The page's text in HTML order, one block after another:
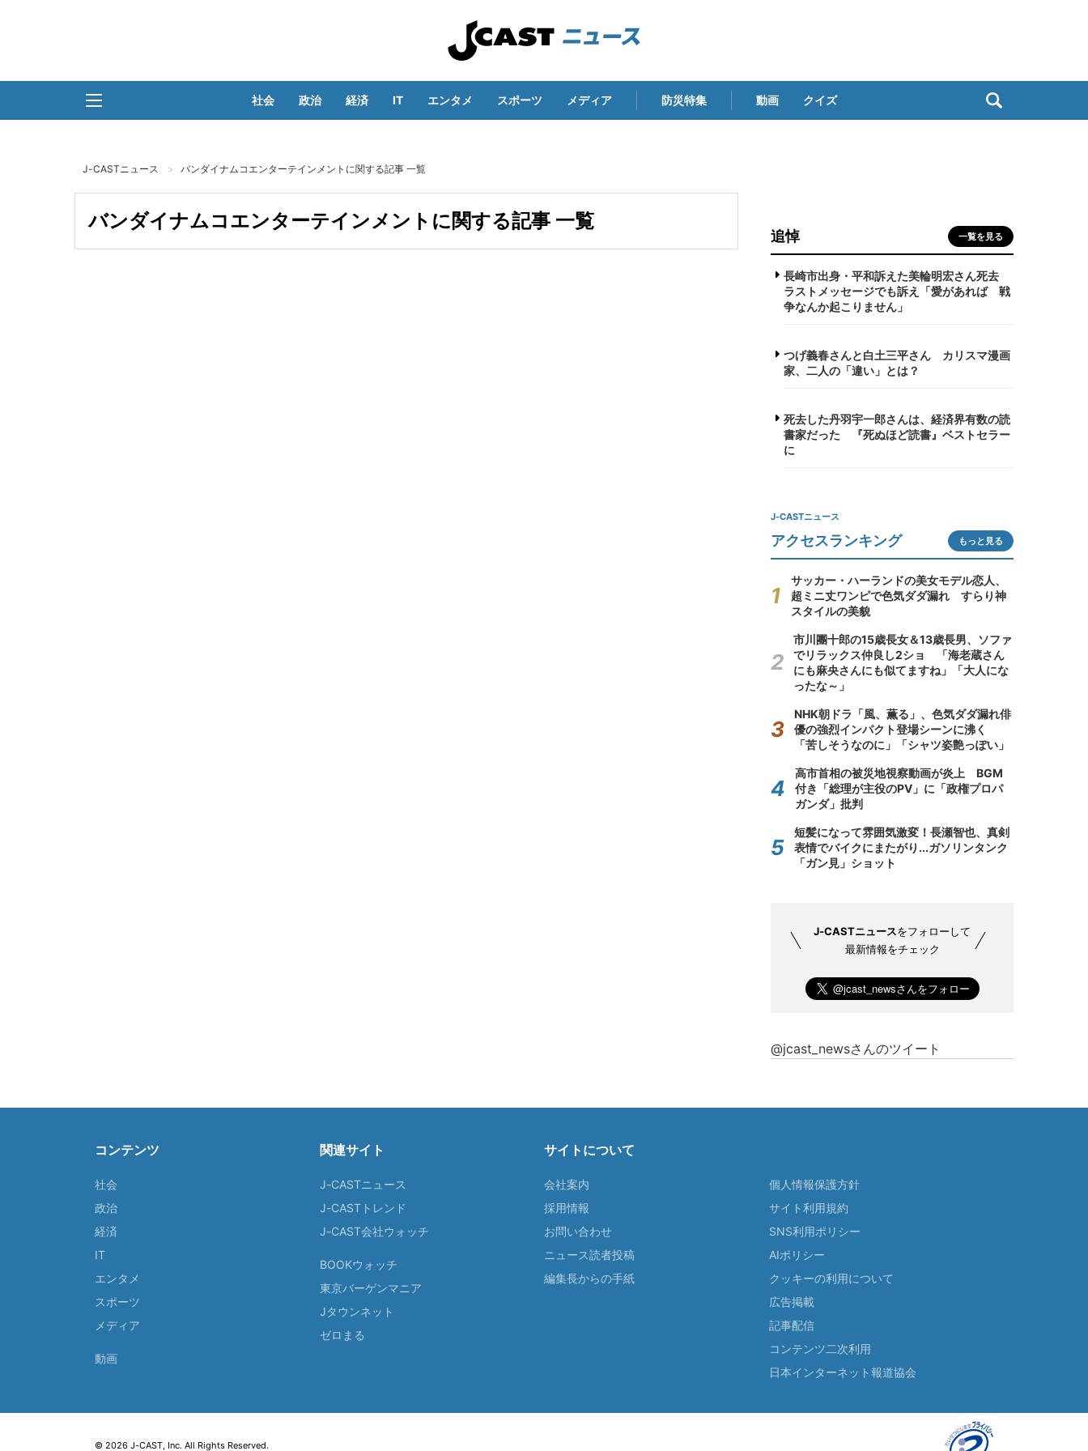
社会 政治 経済 IT エンタメ スポーツ メディア 防災特集 動画 クイズ
J-CASTニュース バンダイナムコエンターテインメントに関する記事 一覧
バンダイナムコエンターテインメントに関する記事 一覧
追悼 一覧を見る
長崎市出身・平和訴えた美輪明宏さん死去
ラストメッセージでも訴え「愛があれば 戦
争なんか起こりません」
つげ義春さんと白土三平さん カリスマ漫画
家、二人の「違い」とは？
死去した丹羽宇一郎さんは、経済界有数の読
書家だった 『死ぬほど読書』ベストセラー
に
J-CASTニュース
アクセスランキング もっと見る
サッカー・ハーランドの美女モデル恋人、
超ミニ丈ワンピで色気ダダ漏れ すらり神
スタイルの美貌
市川團十郎の15歳長女＆13歳長男、ソファ
でリラックス仲良し2ショ 「海老蔵さん
にも麻央さんにも似てますね」「大人にな
ったな～」
NHK朝ドラ「風、薫る」、色気ダダ漏れ俳
優の強烈インパクト登場シーンに沸く
「苦しそうなのに」「シャツ姿艶っぽい」
高市首相の被災地視察動画が炎上 BGM
付き「総理が主役のPV」に「政権プロパ
ガンダ」批判
短髪になって雰囲気激変！長瀬智也、真剣
表情でバイクにまたがり...ガソリンタンク
「ガン見」ショット
J-CASTニュースをフォローして
最新情報をチェック
@jcast_newsさんのツイート
コンテンツ
社会
政治
経済
IT
エンタメ
スポーツ
メディア
動画
関連サイト
J-CASTニュース
J-CASTトレンド
J-CAST会社ウォッチ
BOOKウォッチ
東京バーゲンマニア
Jタウンネット
ゼロまる
サイトについて
会社案内
採用情報
お問い合わせ
ニュース読者投稿
編集長からの手紙
個人情報保護方針
サイト利用規約
SNS利用ポリシー
AIポリシー
クッキーの利用について
広告掲載
記事配信
コンテンツ二次利用
日本インターネット報道協会
© 2026 J-CAST, Inc. All Rights Reserved.